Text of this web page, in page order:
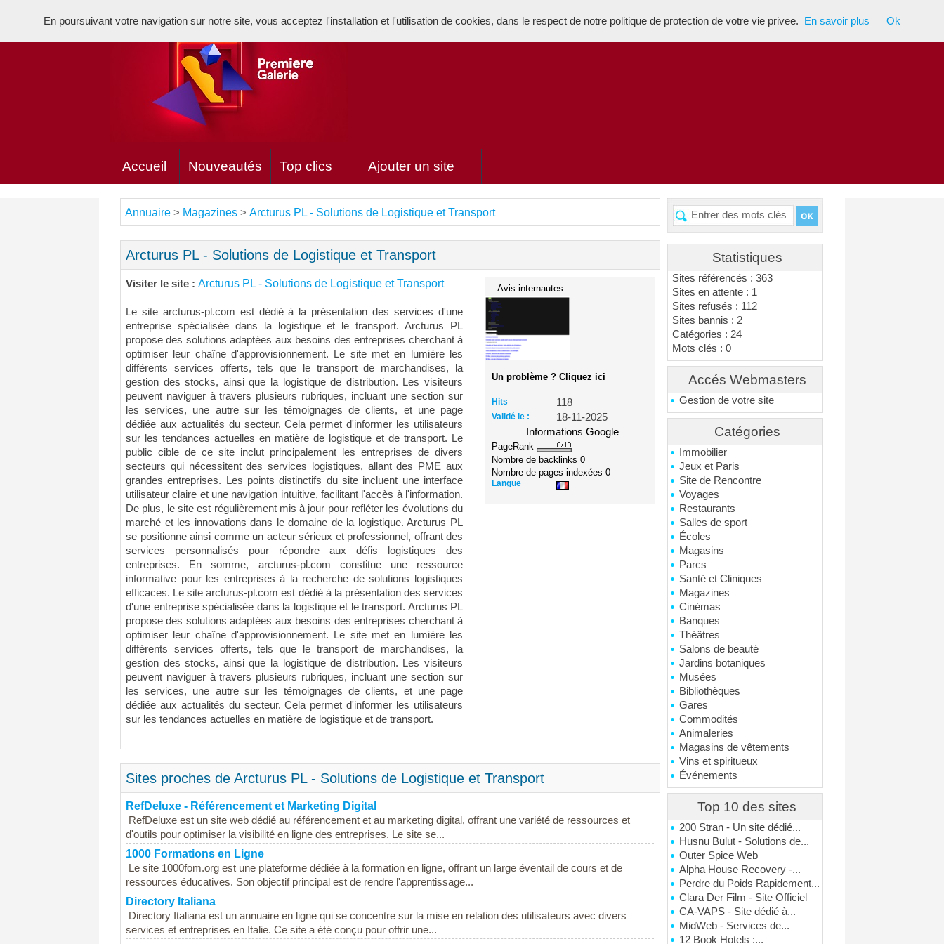
Accueil Nouveautés Top clics Ajouter un site
Statistiques
Sites référencés : 363
Sites en attente : 1
Sites refusés : 112
Sites bannis : 2
Catégories : 24
Mots clés : 0
Accés Webmasters
Gestion de votre site
Catégories
Immobilier
Jeux et Paris
Site de Rencontre
Voyages
Restaurants
Salles de sport
Écoles
Magasins
Parcs
Santé et Cliniques
Magazines
Cinémas
Banques
Théâtres
Salons de beauté
Jardins botaniques
Musées
Bibliothèques
Gares
Commodités
Animaleries
Magasins de vêtements
Vins et spiritueux
Événements
Top 10 des sites
200 Stran - Un site dédié...
Husnu Bulut - Solutions de...
Outer Spice Web
Alpha House Recovery -...
Perdre du Poids Rapidement...
Clara Der Film - Site Officiel
CA-VAPS - Site dédié à...
MidWeb - Services de...
12 Book Hotels :...
Annuaire > Magazines > Arcturus PL - Solutions de Logistique et Transport
Arcturus PL - Solutions de Logistique et Transport
Visiter le site : Arcturus PL - Solutions de Logistique et Transport
Le site arcturus-pl.com est dédié à la présentation des services d'une
entreprise spécialisée dans la logistique et le transport. Arcturus PL
propose des solutions adaptées aux besoins des entreprises cherchant à
optimiser leur chaîne d'approvisionnement. Le site met en lumière les
différents services offerts, tels que le transport de marchandises, la
gestion des stocks, ainsi que la logistique de distribution. Les visiteurs
peuvent naviguer à travers plusieurs rubriques, incluant une section sur
les services, une autre sur les témoignages de clients, et une page
dédiée aux actualités du secteur. Cela permet d'informer les utilisateurs
sur les tendances actuelles en matière de logistique et de transport. Le
public cible de ce site inclut principalement les entreprises de divers
secteurs qui nécessitent des services logistiques, allant des PME aux
grandes entreprises. Les points distinctifs du site incluent une interface
utilisateur claire et une navigation intuitive, facilitant l'accès à l'information.
De plus, le site est régulièrement mis à jour pour refléter les évolutions du
marché et les innovations dans le domaine de la logistique. Arcturus PL
se positionne ainsi comme un acteur sérieux et professionnel, offrant des
services personnalisés pour répondre aux défis logistiques des
entreprises. En somme, arcturus-pl.com constitue une ressource
informative pour les entreprises à la recherche de solutions logistiques
efficaces. Le site arcturus-pl.com est dédié à la présentation des services
d'une entreprise spécialisée dans la logistique et le transport. Arcturus PL
propose des solutions adaptées aux besoins des entreprises cherchant à
optimiser leur chaîne d'approvisionnement. Le site met en lumière les
différents services offerts, tels que le transport de marchandises, la
gestion des stocks, ainsi que la logistique de distribution. Les visiteurs
peuvent naviguer à travers plusieurs rubriques, incluant une section sur
les services, une autre sur les témoignages de clients, et une page
dédiée aux actualités du secteur. Cela permet d'informer les utilisateurs
sur les tendances actuelles en matière de logistique et de transport.
Avis internautes :
Un problème ? Cliquez ici
Hits 118
Validé le :
18-11-2025
Informations Google
PageRank
Nombre de backlinks0
Nombre de pages indexées0
Langue
Sites proches de Arcturus PL - Solutions de Logistique et Transport
RefDeluxe - Référencement et Marketing Digital
RefDeluxe est un site web dédié au référencement et au marketing digital, offrant une variété de ressources et
d'outils pour optimiser la visibilité en ligne des entreprises. Le site se...
1000 Formations en Ligne
Le site 1000fom.org est une plateforme dédiée à la formation en ligne, offrant un large éventail de cours et de
ressources éducatives. Son objectif principal est de rendre l'apprentissage...
Directory Italiana
Directory Italiana est un annuaire en ligne qui se concentre sur la mise en relation des utilisateurs avec divers
services et entreprises en Italie. Ce site a été conçu pour offrir une...
En poursuivant votre navigation sur notre site, vous acceptez l'installation et l'utilisation de cookies, dans le respect de notre politique de protection de votre vie privee. En savoir plus Ok